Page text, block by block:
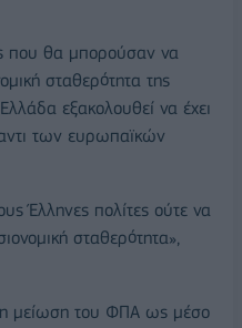
που θα μπορούσαν να
σταθερότητα της
εξακολουθεί να έχει
των ευρωπαϊκών
Έλληνες πολίτες ούτε να
σταθερότητα»,
μείωση του ΦΠΑ ως μέσο